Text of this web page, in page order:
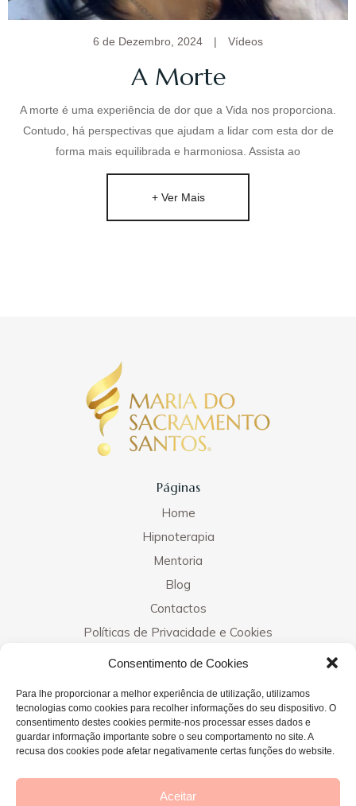
Consentimento de Cookies
Para lhe proporcionar a melhor experiência de utilização, utilizamos
tecnologias como cookies para recolher informações do seu dispositivo. O
consentimento destes cookies permite-nos processar esses dados e
guardar informação importante sobre o seu comportamento no site. A
recusa dos cookies pode afetar negativamente certas funções do website.
Aceitar
6 de Dezembro, 2024 | Vídeos
A Morte
A morte é uma experiência de dor que a Vida nos proporciona.
Contudo, há perspectivas que ajudam a lidar com esta dor de
forma mais equilibrada e harmoniosa. Assista ao
+ Ver Mais
Páginas
Home
Hipnoterapia
Mentoria
Blog
Contactos
Políticas de Privacidade e Cookies
Clínicas
Évora - 925 483 206